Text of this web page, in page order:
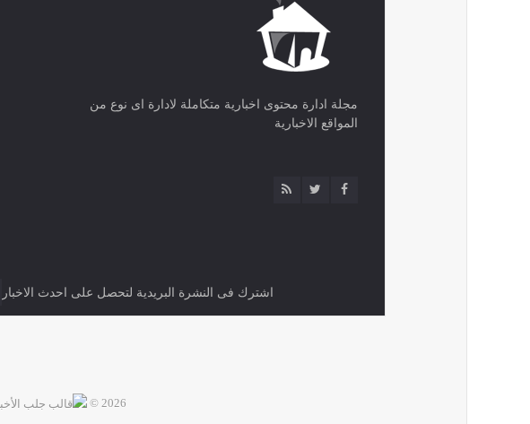
مجلة ادارة محتوى اخبارية متكاملة لادارة اى نوع من
المواقع الاخبارية
اشترك فى النشرة البريدية لتحصل على احدث الاخبار
2026 ©